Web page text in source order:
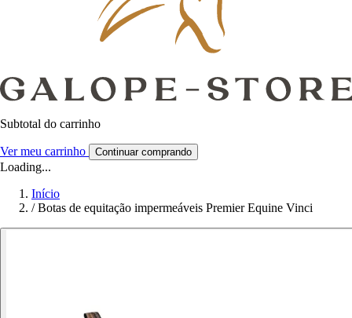
Subtotal do carrinho
Ver meu carrinho Continuar comprando
Loading...
Início
/ Botas de equitação impermeáveis Premier Equine Vinci